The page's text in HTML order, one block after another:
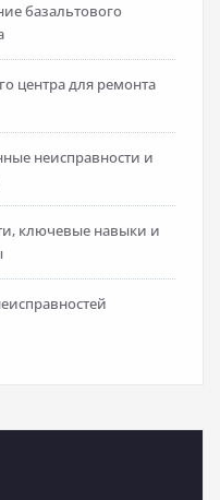
базальтового
центра для ремонта
неисправности и
ключевые навыки и